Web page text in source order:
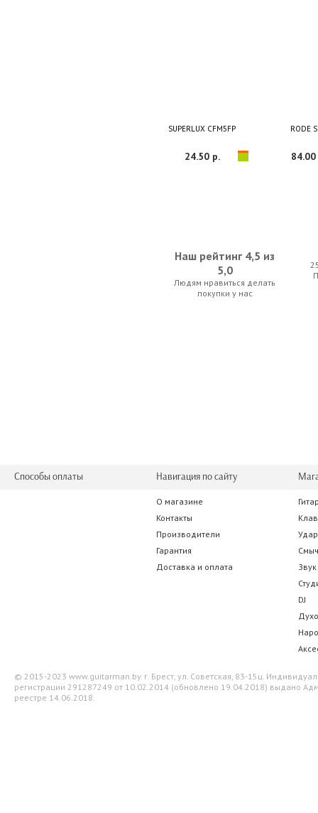
SUPERLUX CFM5FP
24.50 р.
RODE
84.00
RODE SC3
10.50 р.
Наш рейтинг 4,5 из
5,0
Людям нравиться делать
покупки у нас
Способы оплаты Навигация по сайту
О магазине
Контакты
Производители
Гарантия
Доставка и оплата
Звук
DJ
© 2015-2023 www.guitarman.by. г. Брест, ул. Советская, 83-15ц.
регистрации 291287249 от 10.02.2014 (обновлено 19.04.2018) выдано
реестре 14.06.2018.